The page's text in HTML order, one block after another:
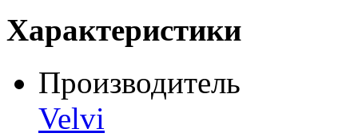
Характеристики
Производитель
Velvi